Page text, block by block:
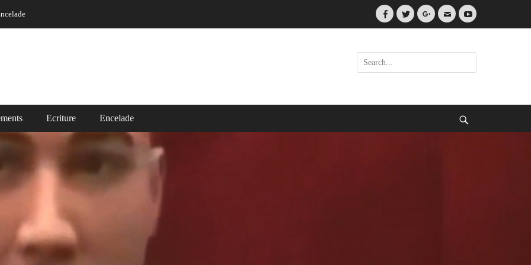
Facebook
TwitterGoogleplus
EmailYouTube
Search
for:
Ecriture Encelade
Vidéos